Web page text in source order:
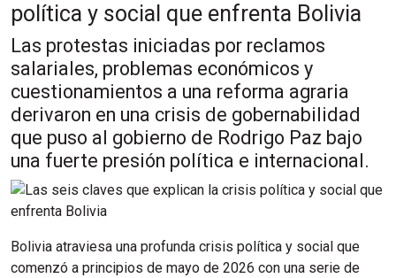
política y social que enfrenta Bolivia
Las protestas iniciadas por reclamos
salariales, problemas económicos y
cuestionamientos a una reforma agraria
derivaron en una crisis de gobernabilidad
que puso al gobierno de Rodrigo Paz bajo
una fuerte presión política e internacional.
Bolivia atraviesa una profunda crisis política y social que
comenzó a principios de mayo de 2026 con una serie de